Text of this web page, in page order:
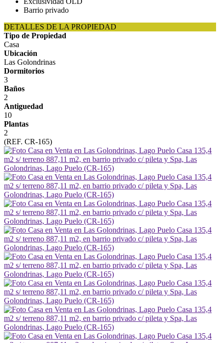
Barrio privado
DETALLES DE LA PROPIEDAD
Tipo de Propiedad
Casa
Ubicación
Las Golondrinas
Dormitorios
3
Baños
2
Antiguedad
10
Plantas
2
(REF. CR-165)